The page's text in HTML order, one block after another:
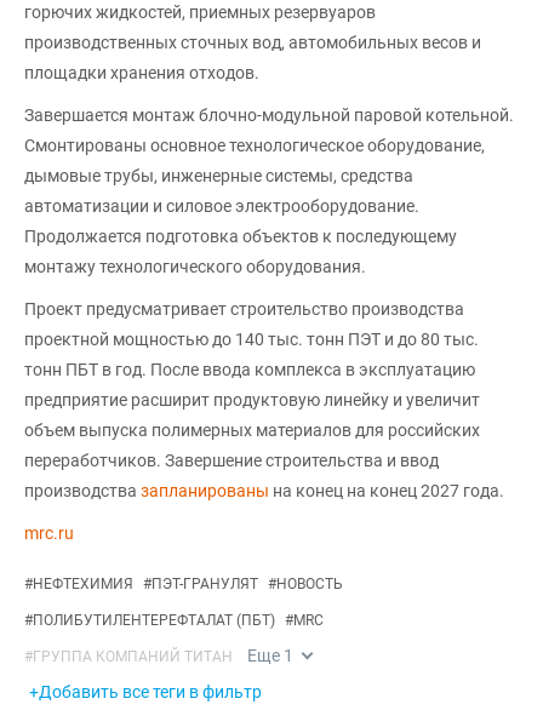
горючих жидкостей, приемных резервуаров
производственных сточных вод, автомобильных весов и
площадки хранения отходов.
Завершается монтаж блочно-модульной паровой котельной.
Смонтированы основное технологическое оборудование,
дымовые трубы, инженерные системы, средства
автоматизации и силовое электрооборудование.
Продолжается подготовка объектов к последующему
монтажу технологического оборудования.
Проект предусматривает строительство производства
проектной мощностью до 140 тыс. тонн ПЭТ и до 80 тыс.
тонн ПБТ в год. После ввода комплекса в эксплуатацию
предприятие расширит продуктовую линейку и увеличит
объем выпуска полимерных материалов для российских
переработчиков. Завершение строительства и ввод
производства запланированы на конец на конец 2027 года.
mrc.ru
#НЕФТЕХИМИЯ #ПЭТ-ГРАНУЛЯТ #НОВОСТЬ
#ПОЛИБУТИЛЕНТЕРЕФТАЛАТ (ПБТ) #MRC
#ГРУППА КОМПАНИЙ ТИТАН Еще 1
+Добавить все теги в фильтр